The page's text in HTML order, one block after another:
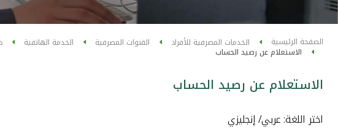
الصفحة الرئيسية الخدمات المصرفية للأفراد القنوات المصرفية الخدمة الهاتفية
الاستعلام عن رصيد الحساب
الاستعلام عن رصيد الحساب
اختر اللغة: عربي/ إنجليزي